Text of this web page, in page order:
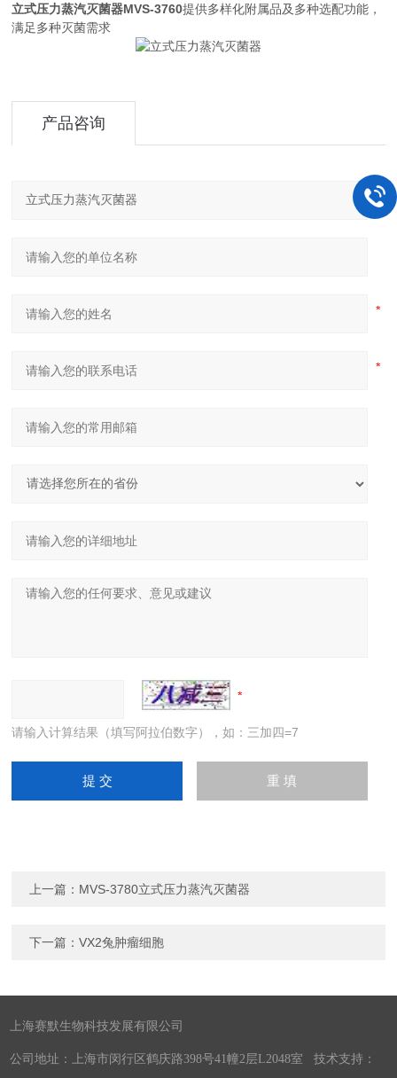
立式压力蒸汽灭菌器MVS-3760提供多样化附属品及多种选配功能，
满足多种灭菌需求
产品咨询
请输入计算结果（填写阿拉伯数字），如：三加四=7
上一篇： MVS-3780立式压力蒸汽灭菌器
下一篇：VX2兔肿瘤细胞
上海赛默生物科技发展有限公司
公司地址：上海市闵行区鹤庆路398号41幢2层L2048室 技术支持：